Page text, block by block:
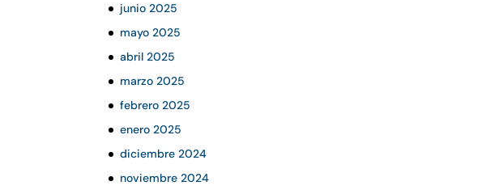
junio 2025
mayo 2025
abril 2025
marzo 2025
febrero 2025
enero 2025
diciembre 2024
noviembre 2024